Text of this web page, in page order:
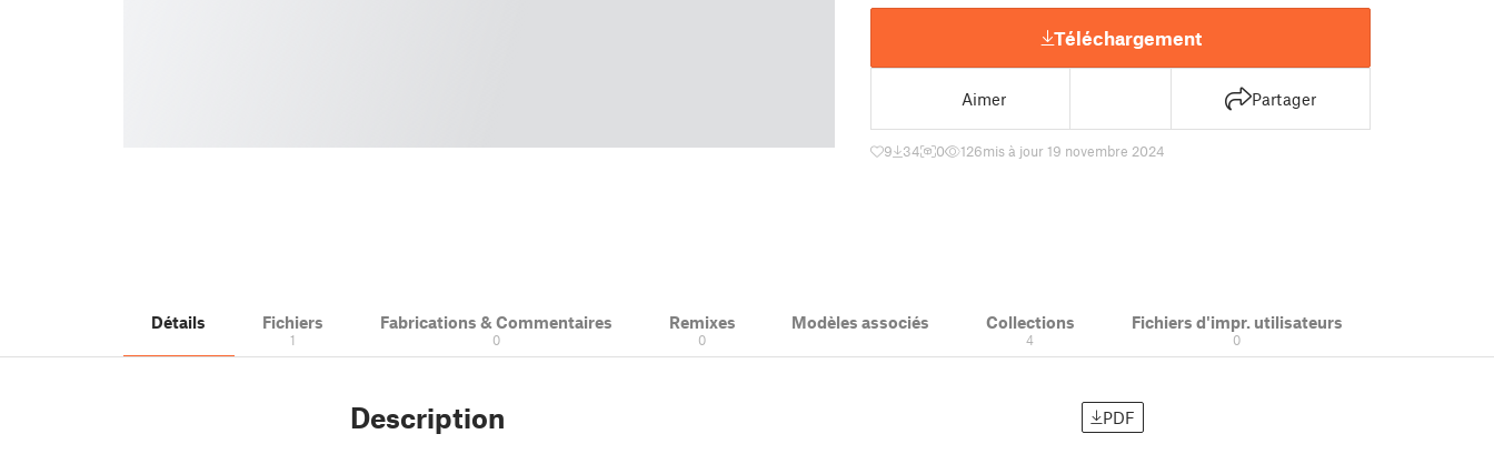
Téléchargement
Aimer Partager
9 34 0 126mis à jour 19 novembre 2024
Détails Fichiers
1
Fabrications & Commentaires
0
Remixes
0
Modèles associés Collections
4
Fichiers d'impr. utilisateurs
0
Description PDF